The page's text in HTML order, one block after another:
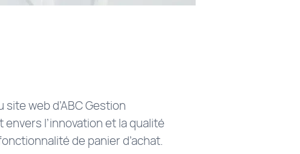
web d’ABC Gestion
l’innovation et la qualité
de panier d’achat.